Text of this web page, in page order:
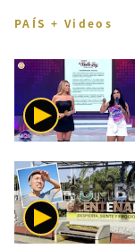
PAÍS + Videos